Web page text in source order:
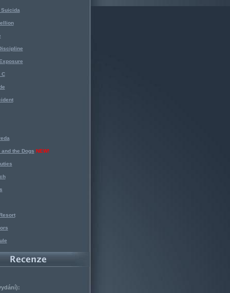
Suicida
C
the Dogs NEW!